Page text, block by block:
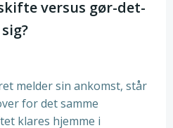
versus gør-det-
melder sin ankomst, står
for det samme
klares hjemme i